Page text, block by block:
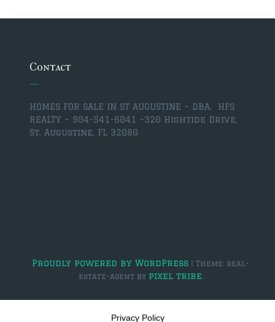
Contact
HOMES FOR SALE IN ST AUGUSTINE – DBA. HFS
REALTY – 904-541-6041 –320 Hightide Drive,
St. Augustine, FL 32080
Proudly powered by WordPress
Theme: real-
estate-agent by pixel tribe.
Privacy Policy